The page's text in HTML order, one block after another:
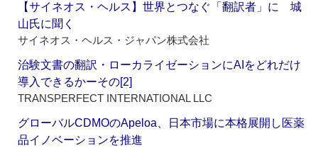
【サイネオス・ヘルス】世界とつなぐ「翻訳者」に 城
山氏に聞く
サイネオス・ヘルス・ジャパン株式会社
治験文書の翻訳・ローカライゼーションにAIをどれだけ
導入できるかーその[2]
TRANSPERFECT INTERNATIONAL LLC
グローバルCDMOのApeloa、日本市場に本格展開し医薬
品イノベーションを推進